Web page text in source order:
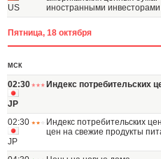
US
иностранными инвесторами
Пятница, 18 октября
МСК
02:30
JP
Индекс потребительских
02:30
JP
Индекс потребительских
цен на свежие продукты